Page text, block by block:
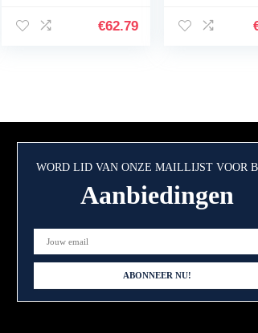
€62.79
WORD LID VAN ONZE MAILLIJST VOOR
Aanbiedingen